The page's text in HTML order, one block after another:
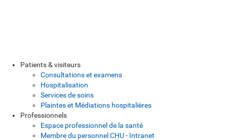
Patients & visiteurs
Consultations et examens
Hospitalisation
Services de soins
Plaintes et Médiations hospitalières
Professionnels
Espace professionnel de la santé
Membre du personnel CHU - Intranet